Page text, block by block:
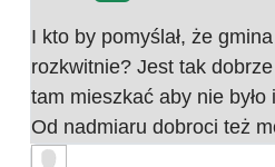
I kto by pomyślał, że
rozkwitnie? Jest tak
tam mieszkać aby nie
Od nadmiaru dobroci też